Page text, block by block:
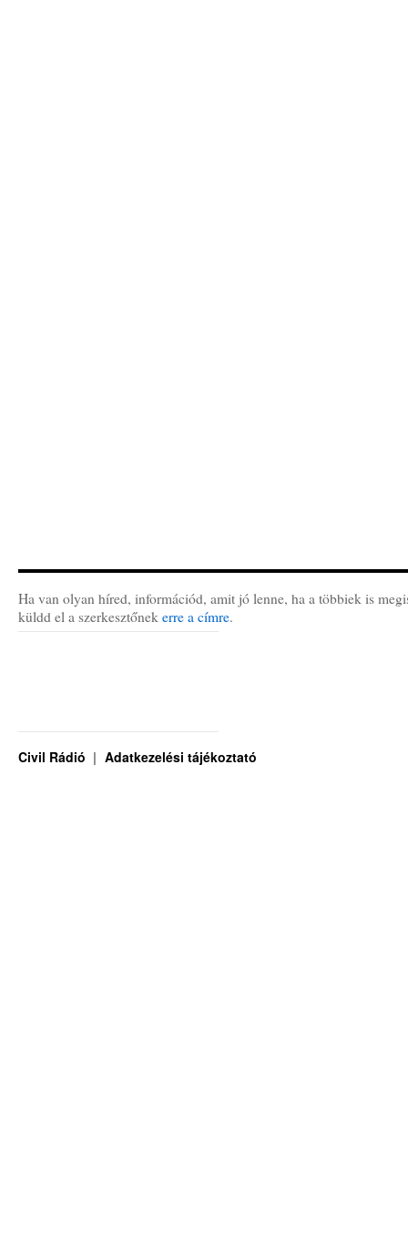
Ha van olyan híred, információd, amit jó lenne, ha a többiek is
küldd el a szerkesztőnek erre a címre.
Civil Rádió Adatkezelési tájékoztató